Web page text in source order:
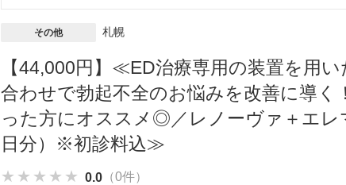
その他 札幌
【44,000円】≪ED治療専用の装置を用
合わせで勃起不全のお悩みを改善に導
った方にオススメ◎／レノーヴァ＋エ
日分）※初診料込≫
★★★★★
★★★★★
★★★★★ 0.0 （0件）